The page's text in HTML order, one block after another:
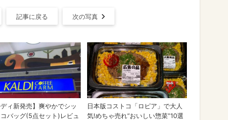
記事に戻る 次の写真